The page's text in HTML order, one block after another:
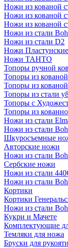
Ножи из кованой
Ножи из кованой
Ножи из кованой
Ножи из стали
Ножи из стали D2
Ножи Пластунские
Ножи ТАНТО
Топоры ручной
Топоры из
Топоры из
Топоры из стали
Топоры с
Топоры из
Ножи из стали
Ножи из стали
Шкуросъемные
Авторские ножи
Ножи из стали
Сербские ножи
Ножи из стали
Ножи из стали
Кортики
Кортики
Ножи из стали
Кукри и Мачете
Комплектующие
Темляки для ножа
Бруски для